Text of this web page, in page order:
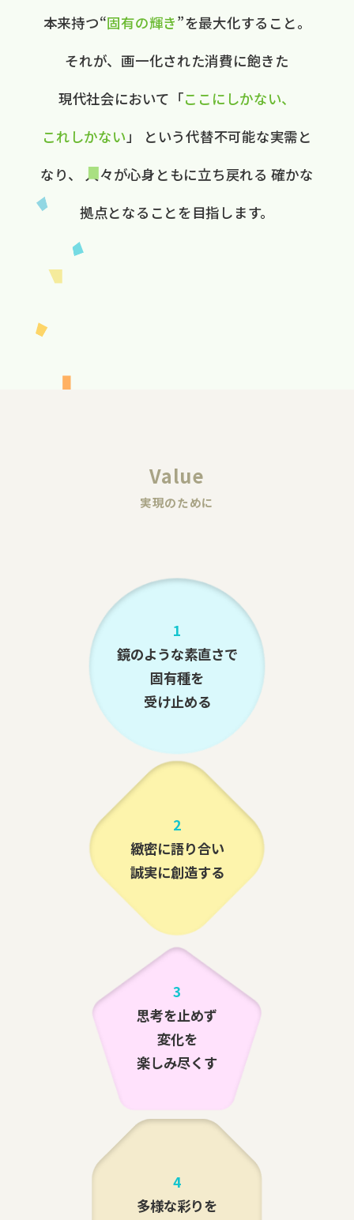
本来持つ“固有の​輝き”を​最大化する​こと。
それが、​画一化された​消費に​飽きた​
現代社会に​おいて ​「ここに​しかない、​
これしかない 」
と​いう​代替不可能な​実需と​
なり、
人々が​心身ともに​立ち戻れる 確かな​
拠点と​なる​ことを​目指します。​
Value
実現のために
1
鏡のような素直さで
固有種を
受け止める
2
緻密に語り合い
誠実に創造する
3
思考を止めず
変化を
楽しみ尽くす
4
多様な彩りを